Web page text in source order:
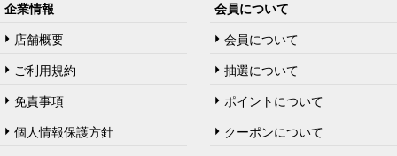
企業情報
店舗概要
ご利用規約
免責事項
個人情報保護方針
会員について
会員について
抽選について
ポイントについて
クーポンについて